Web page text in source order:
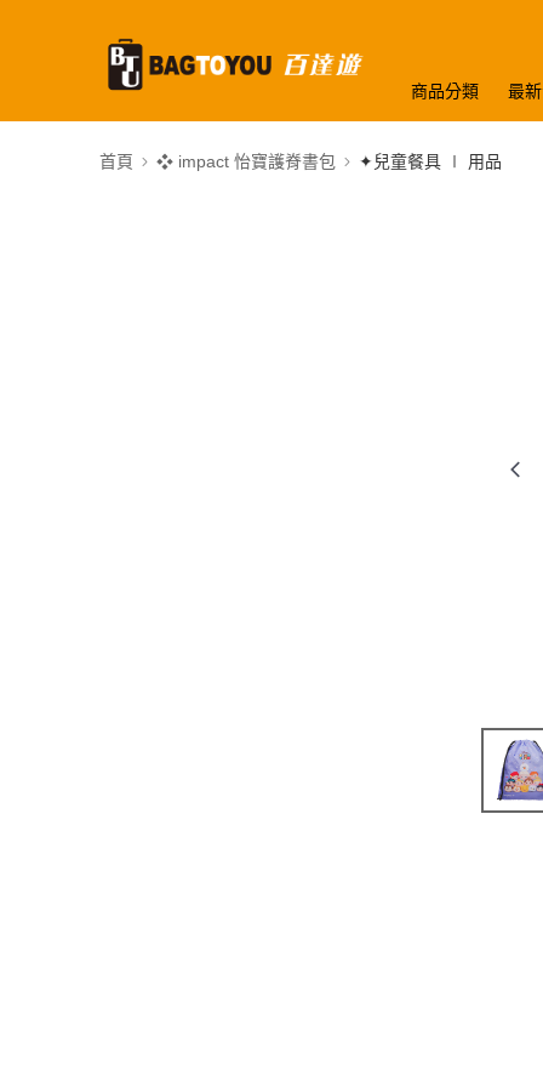
商品分類 最
首頁 ❖ impact 怡寶護脊書包 ✦兒童餐具 ∣ 用品